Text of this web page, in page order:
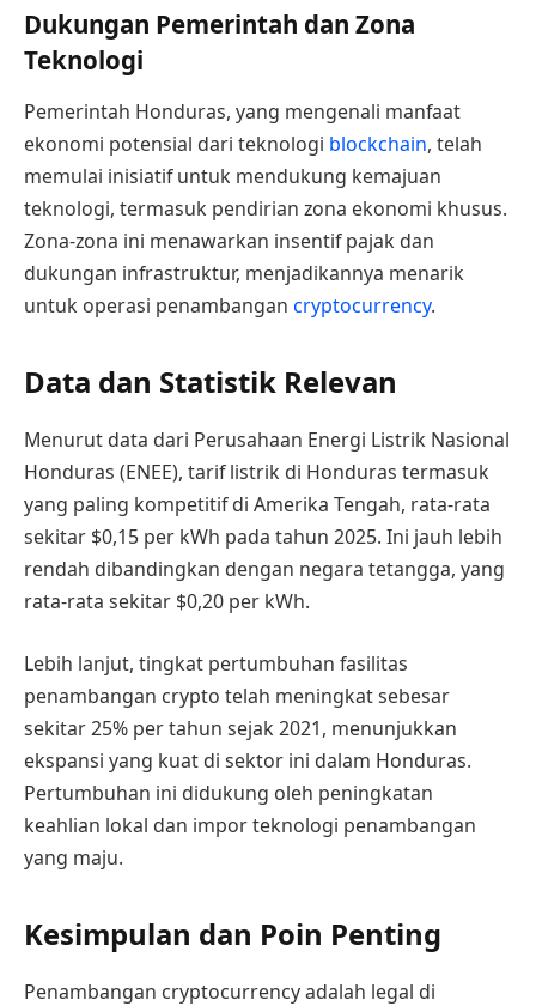
Dukungan Pemerintah dan Zona
Teknologi
Pemerintah Honduras, yang mengenali manfaat
ekonomi potensial dari teknologi blockchain, telah
memulai inisiatif untuk mendukung kemajuan
teknologi, termasuk pendirian zona ekonomi khusus.
Zona-zona ini menawarkan insentif pajak dan
dukungan infrastruktur, menjadikannya menarik
untuk operasi penambangan cryptocurrency.
Data dan Statistik Relevan
Menurut data dari Perusahaan Energi Listrik Nasional
Honduras (ENEE), tarif listrik di Honduras termasuk
yang paling kompetitif di Amerika Tengah, rata-rata
sekitar $0,15 per kWh pada tahun 2025. Ini jauh lebih
rendah dibandingkan dengan negara tetangga, yang
rata-rata sekitar $0,20 per kWh.
Lebih lanjut, tingkat pertumbuhan fasilitas
penambangan crypto telah meningkat sebesar
sekitar 25% per tahun sejak 2021, menunjukkan
ekspansi yang kuat di sektor ini dalam Honduras.
Pertumbuhan ini didukung oleh peningkatan
keahlian lokal dan impor teknologi penambangan
yang maju.
Kesimpulan dan Poin Penting
Penambangan cryptocurrency adalah legal di